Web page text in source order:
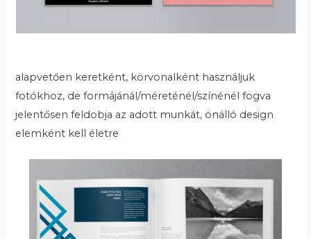
alapvetően keretként, körvonalként használjuk
fotókhoz, de formájánál/méreténél/színénél fogva
jelentősen feldobja az adott munkát, önálló design
elemként kell életre